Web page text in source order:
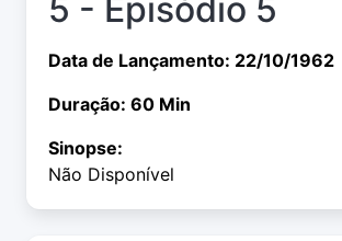
5 - Episódio 5
Data de Lançamento: 22/10/1962
Duração: 60 Min
Sinopse:
Não Disponível